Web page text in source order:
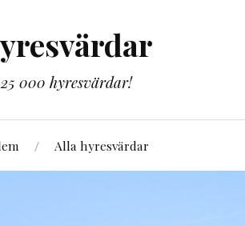
000 hyresvärdar!
Alla hyresvärdar